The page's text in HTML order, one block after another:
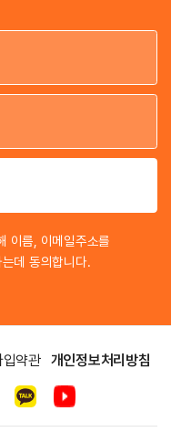
이
이
이름, 이메일주소를
데 동의합니다.
입약관 개인정보처리방침